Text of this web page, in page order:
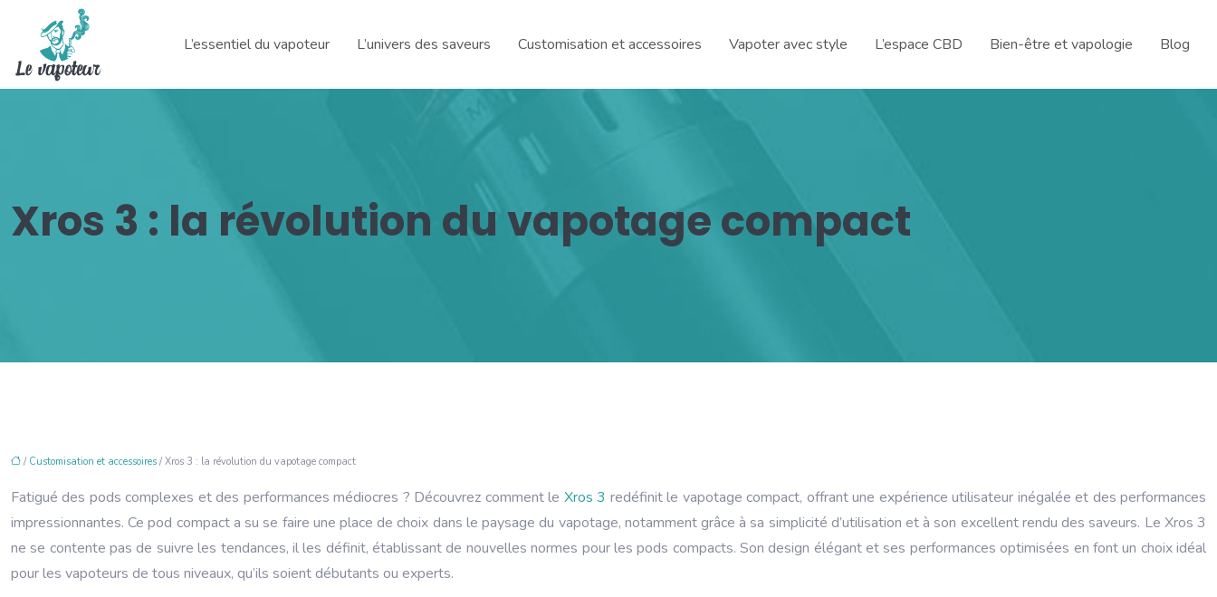
L’essentiel du vapoteur L’univers des saveurs Customisation et accessoires Vapoter avec style L’espace CBD Bien-être et vapologie Blog
Xros 3 : la révolution du vapotage compact
/ Customisation et accessoires / Xros 3 : la révolution du vapotage compact
Fatigué des pods complexes et des performances médiocres ? Découvrez comment le Xros 3 redéfinit le vapotage compact, offrant une expérience utilisateur inégalée et des performances
impressionnantes. Ce pod compact a su se faire une place de choix dans le paysage du vapotage, notamment grâce à sa simplicité d’utilisation et à son excellent rendu des saveurs. Le Xros 3
ne se contente pas de suivre les tendances, il les définit, établissant de nouvelles normes pour les pods compacts. Son design élégant et ses performances optimisées en font un choix idéal
pour les vapoteurs de tous niveaux, qu’ils soient débutants ou experts.